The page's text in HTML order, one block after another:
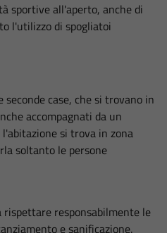
sportive all'aperto, anche di
l'utilizzo di spogliatoi
case, che si trovano in
accompagnati da un
l'abitazione si trova in zona
soltanto le persone
responsabilmente le
e sanificazione.